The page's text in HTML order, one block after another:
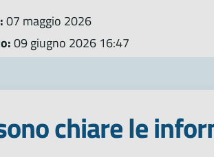
07 maggio 2026
09 giugno 2026 16:47
chiare le